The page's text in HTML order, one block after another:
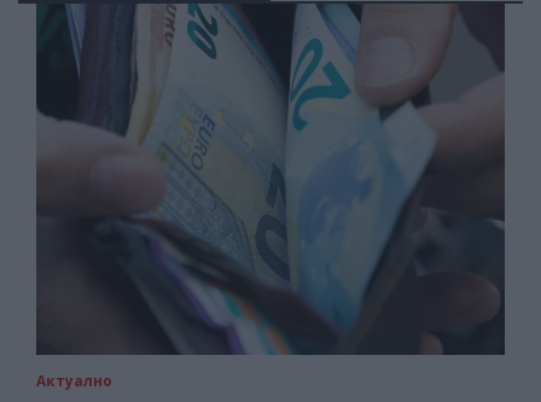
Актуално